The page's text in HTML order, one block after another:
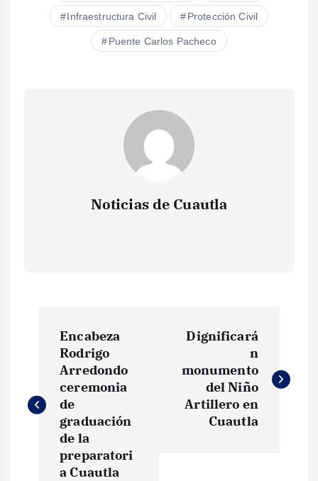
Infraestructura Civil Protección Civil
Puente Carlos Pacheco
Noticias de Cuautla
v
Encabeza
Rodrigo
Arredondo
ceremonia
de
graduación
de la
preparatori
a Cuautla
Dignificará
n
monumento
del Niño
Artillero en
Cuautla